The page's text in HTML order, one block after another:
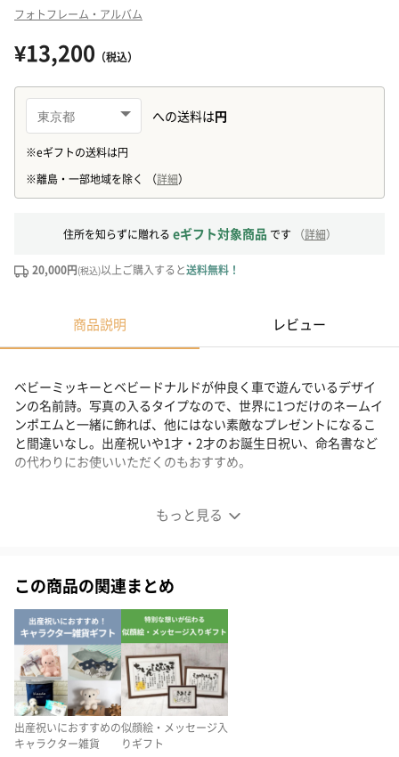
フォトフレーム・アルバム
¥13,200 （税込）
住所を知らずに贈れる eギフト対象商品 です （詳細）
20,000円(税込)以上ご購入すると送料無料！
商品説明 レビュー
もっと見る
ベビーミッキーとベビードナルドが仲良く車で遊んでいるデザイ
ンの名前詩。写真の入るタイプなので、世界に1つだけのネームイ
ンポエムと一緒に飾れば、他にはない素敵なプレゼントになるこ
と間違いなし。出産祝いや1才・2才のお誕生日祝い、命名書など
の代わりにお使いいただくのもおすすめ。
写真の入る世界に1つだけの名前詩
この商品の関連まとめ
出産祝いにおすすめの
キャラクター雑貨
似顔絵・メッセージ入
りギフト